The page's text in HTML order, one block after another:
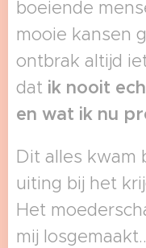
boeiende
mooie kansen
ontbrak altijd
dat ik nooit
en wat ik nu
Dit alles kwam
uiting bij het
Het
mij